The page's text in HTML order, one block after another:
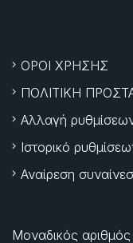
ΟΡΟΙ ΧΡΗΣΗΣ
ΠΟΛΙΤΙΚΗ
Αλλαγή
Ιστορικό
Αναίρεση
Μοναδικός